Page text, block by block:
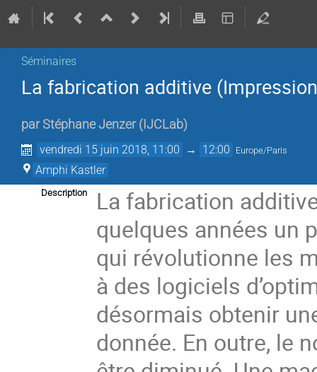
Séminaires
La fabrication additive (Impression
par Stéphane Jenzer ( IJCLab)
vendredi 15 juin 2018, 11:00 → 12:00 Europe/Paris
Amphi Kastler
Description
La fabrication
quelques années un
qui révolutionne les
à des logiciels
désormais obtenir
donnée. En outre, le